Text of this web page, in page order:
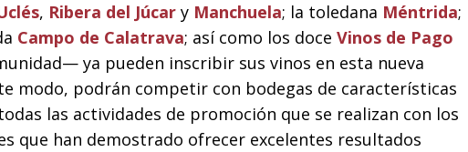
, Ribera del Júcar y Manchuela; la toledana Méntrida;
Campo de Calatrava; así como los doce Vinos de Pago
ya pueden inscribir sus vinos en esta nueva
modo, podrán competir con bodegas de características
las actividades de promoción que se realizan con los
que han demostrado ofrecer excelentes resultados